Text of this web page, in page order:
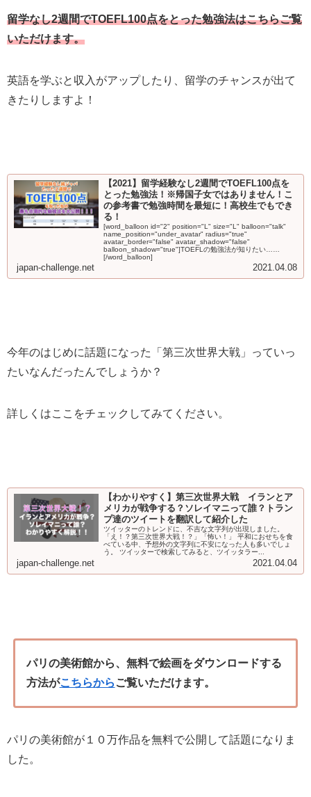
留学なし2週間でTOEFL100点をとった勉強法はこちらご覧
いただけます。
英語を学ぶと収入がアップしたり、留学のチャンスが出て
きたりしますよ！
【2021】留学経験なし2週間でTOEFL100点を
とった勉強法！※帰国子女ではありません！こ
の参考書で勉強時間を最短に！高校生でもでき
る！
[word_balloon id="2" position="L" size="L" balloon="talk"
name_position="under_avatar" radius="true"
avatar_border="false" avatar_shadow="false"
balloon_shadow="true"]TOEFLの勉強法が知りたい……
[/word_balloon]
japan-challenge.net 2021.04.08
今年のはじめに話題になった「第三次世界大戦」っていっ
たいなんだったんでしょうか？
詳しくはここをチェックしてみてください。
【わかりやすく】第三次世界大戦 イランとア
メリカが戦争する？ソレイマニって誰？トラン
プ達のツイートを翻訳して紹介した
ツイッターのトレンドに、不吉な文字列が出現しました。
「え！？第三次世界大戦！？」「怖い！」 平和におせちを食
べている中、予想外の文字列に不安になった人も多いでしょ
う。 ツイッターで検索してみると、ツイッタラー...
japan-challenge.net 2021.04.04
パリの美術館から、無料で絵画をダウンロードする
方法がこちらから ご覧いただけます。
パリの美術館が１０万作品を無料で公開して話題になりま
した。